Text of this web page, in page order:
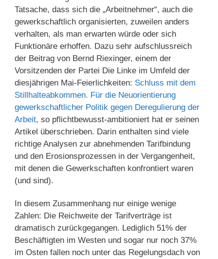
Tatsache, dass sich die „Arbeitnehmer“, auch die
gewerkschaftlich organisierten, zuweilen anders
verhalten, als man erwarten würde oder sich
Funktionäre erhoffen. Dazu sehr aufschlussreich
der Beitrag von Bernd Riexinger, einem der
Vorsitzenden der Partei Die Linke im Umfeld der
diesjährigen Mai-Feierlichkeiten: Schluss mit dem
Stillhalteabkommen. Für die Neuorientierung
gewerkschaftlicher Politik gegen Deregulierung der
Arbeit, so pflichtbewusst-ambitioniert hat er seinen
Artikel überschrieben. Darin enthalten sind viele
richtige Analysen zur abnehmenden Tarifbindung
und den Erosionsprozessen in der Vergangenheit,
mit denen die Gewerkschaften konfrontiert waren
(und sind).
In diesem Zusammenhang nur einige wenige
Zahlen: Die Reichweite der Tarifverträge ist
dramatisch zurückgegangen. Lediglich 51% der
Beschäftigten im Westen und sogar nur noch 37%
im Osten fallen noch unter das Regelungsdach von